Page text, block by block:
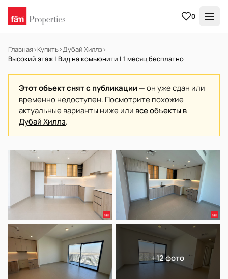
0
Главная›Купить›Дубай Хиллз›
Высокий этаж | Вид на комьюнити | 1 месяц бесплатно
Этот объект снят с публикации — он уже сдан или
временно недоступен. Посмотрите похожие
актуальные варианты ниже или все объекты в
Дубай Хиллз.
В АРЕНДУ Готов к заселению
+12 фото